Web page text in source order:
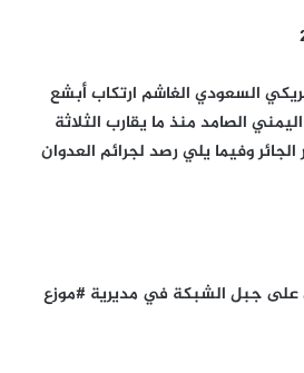
السعودي الغاشم ارتكاب أبشع
الصامد منذ ما يقارب الثلاثة
وفيما يلي رصد لجرائم العدوان
على جبل الشبكة في مديرية #موزع